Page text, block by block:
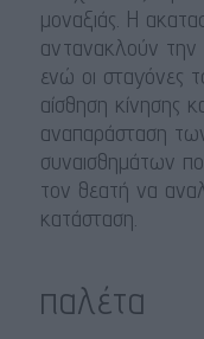
μοναξιάς. Η
αντανακλούν την
ενώ οι σταγόνες
αίσθηση κίνησης
αναπαράσταση
συναισθημάτων
τον θεατή να
κατάσταση.
παλέτα